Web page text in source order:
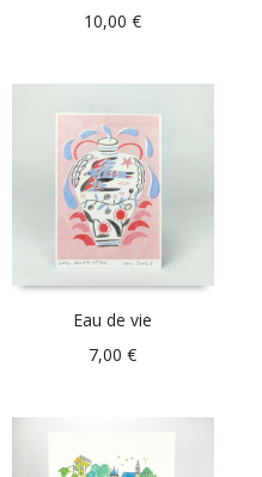
10,00€
Eau de vie
7,00€